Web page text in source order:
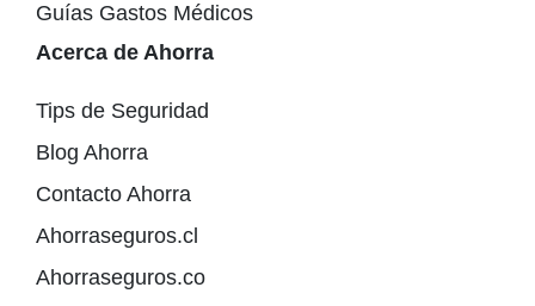
Guías Gastos Médicos
Acerca de Ahorra
Tips de Seguridad
Blog Ahorra
Contacto Ahorra
Ahorraseguros.cl
Ahorraseguros.co